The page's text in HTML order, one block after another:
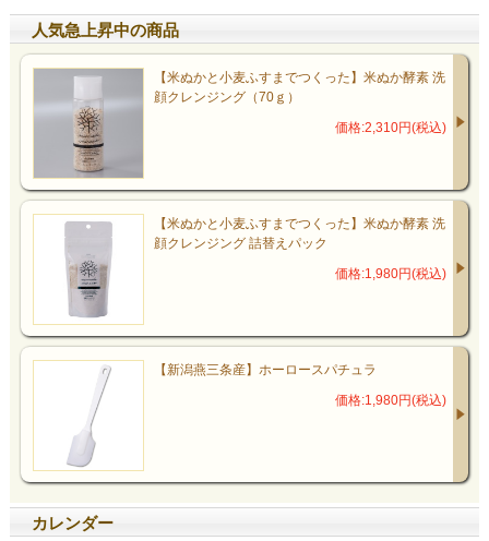
人気急上昇中の商品
【米ぬかと小麦ふすまでつくった】米ぬか酵素 洗
顔クレンジング（70ｇ）
価格:2,310円(税込)
【米ぬかと小麦ふすまでつくった】米ぬか酵素 洗
顔クレンジング 詰替えパック
価格:1,980円(税込)
【新潟燕三条産】ホーロースパチュラ
価格:1,980円(税込)
カレンダー